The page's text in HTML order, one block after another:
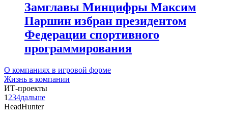
Замглавы Минцифры Максим
Паршин избран президентом
Федерации спортивного
программирования
О компаниях в игровой форме
Жизнь в компании
ИТ-проекты
1 234дальше
HeadHunter